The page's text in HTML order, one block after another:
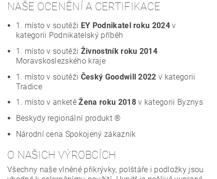
NAŠE OCENĚNÍ A CERTIFIKACE
1. místo v soutěži EY Podnikatel roku 2024 v
kategorii Podnikatelský příběh
1. místo v soutěži Živnostník roku 2014
Moravskoslezského kraje
1. místo v soutěži Český Goodwill 2022 v kategorii
Tradice
1. místo v anketěŽena roku 2018v kategorii Byznys
Beskydy regionální produkt ®
Národní cena Spokojený zákazník
O NAŠICH VÝROBCÍCH
Všechny naše vlněné přikrývky, polštáře i podložky jsou